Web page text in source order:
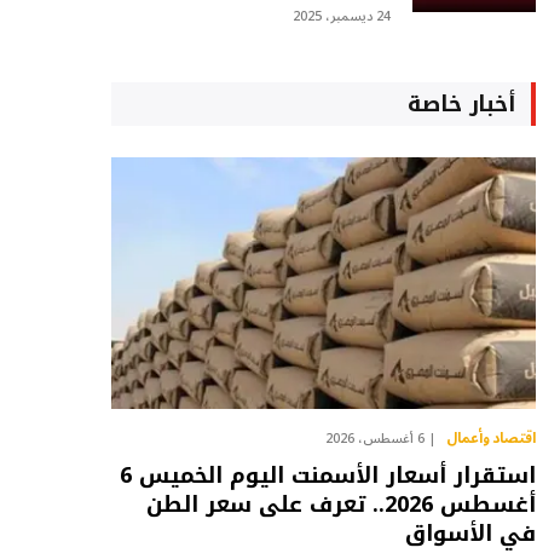
24 ديسمبر، 2025
أخبار خاصة
اقتصاد وأعمال 6 أغسطس، 2026
استقرار أسعار الأسمنت اليوم الخميس 6
أغسطس 2026.. تعرف على سعر الطن
في الأسواق